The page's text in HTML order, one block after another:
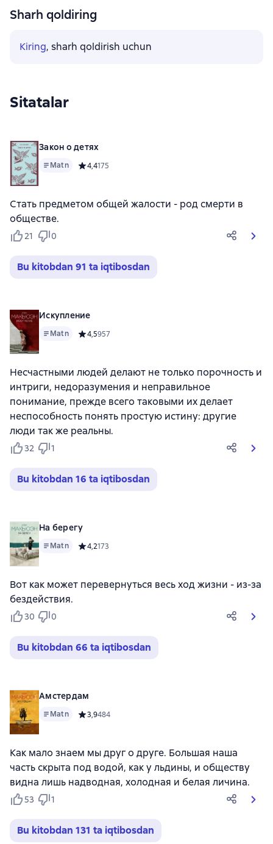
Sharh qoldiring
Kiring, sharh qoldirish uchun
Sitatalar
Закон о детях
Matn Средний рейтинг 4,4 на основе 175 оценок
4,4175
Стать предметом общей жалости - род смерти в
обществе.
21 0
Bu kitobdan 91 ta iqtibosdan
Искупление
Matn Средний рейтинг 4,5 на основе 957 оценок
4,5957
Несчастными людей делают не только порочность и
интриги, недоразумения и неправильное
понимание, прежде всего таковыми их делает
неспособность понять простую истину: другие
люди так же реальны.
32 1
Bu kitobdan 16 ta iqtibosdan
На берегу
Matn Средний рейтинг 4,2 на основе 173 оценок
4,2173
Вот как может перевернуться весь ход жизни - из-за
бездействия.
30 0
Bu kitobdan 66 ta iqtibosdan
Амстердам
Matn Средний рейтинг 3,9 на основе 484 оценок
3,9484
Как мало знаем мы друг о друге. Большая наша
часть скрыта под водой, как у льдины, и обществу
видна лишь надводная, холодная и белая личина.
53 1
Bu kitobdan 131 ta iqtibosdan